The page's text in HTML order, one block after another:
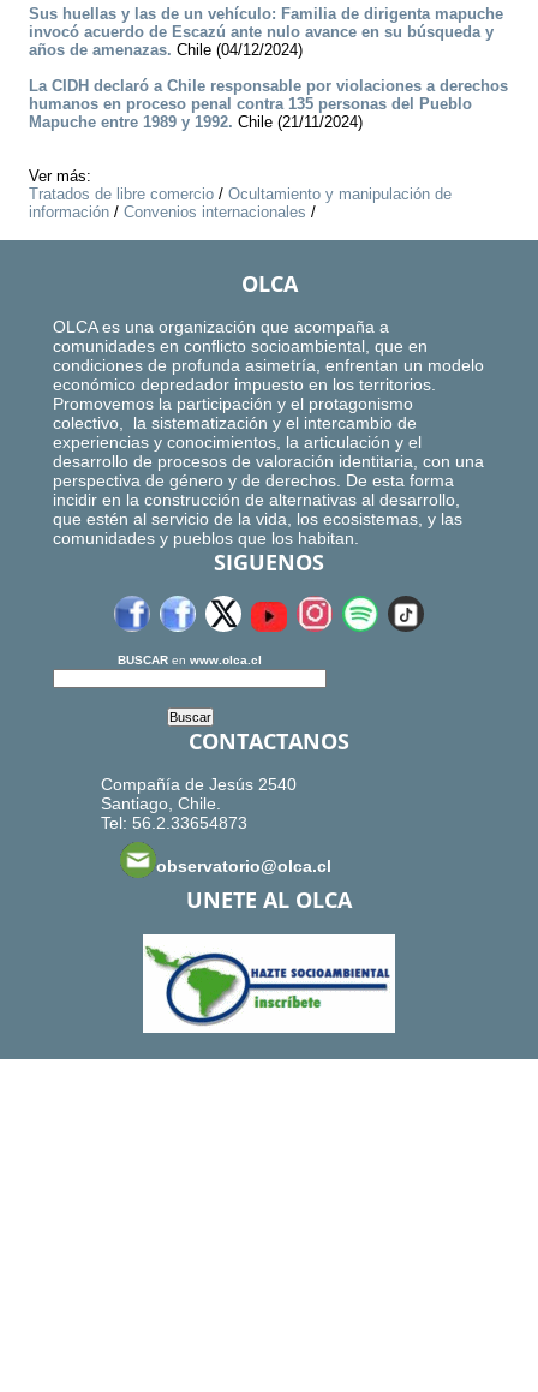
Sus huellas y las de un vehículo: Familia de dirigenta mapuche
invocó acuerdo de Escazú ante nulo avance en su búsqueda y
años de amenazas. Chile (04/12/2024)
La CIDH declaró a Chile responsable por violaciones a derechos
humanos en proceso penal contra 135 personas del Pueblo
Mapuche entre 1989 y 1992. Chile (21/11/2024)
Ver más:
Tratados de libre comercio / Ocultamiento y manipulación de
información / Convenios internacionales /
OLCA
OLCA es una organización que acompaña a
comunidades en conflicto socioambiental, que en
condiciones de profunda asimetría, enfrentan un modelo
económico depredador impuesto en los territorios.
Promovemos la participación y el protagonismo
colectivo, la sistematización y el intercambio de
experiencias y conocimientos, la articulación y el
desarrollo de procesos de valoración identitaria, con una
perspectiva de género y de derechos. De esta forma
incidir en la construcción de alternativas al desarrollo,
que estén al servicio de la vida, los ecosistemas, y las
comunidades y pueblos que los habitan.
SIGUENOS
BUSCAR en www.olca.cl
CONTACTANOS
Compañía de Jesús 2540
Santiago, Chile.
Tel: 56.2.33654873
observatorio@olca.cl
UNETE AL OLCA